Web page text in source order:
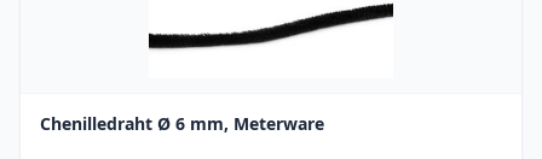
Chenilledraht Ø 6 mm, Meterware